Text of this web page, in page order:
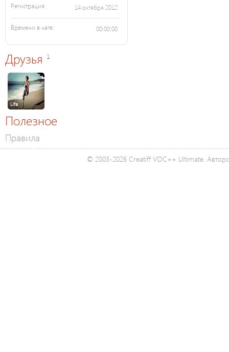
Регистрация: 14 октября 2012
Времени в чате: 00:00:00
Друзья 1
Lifa
Полезное
Правила
© 2003-2026 Creatiff VOC++ Ultimate.